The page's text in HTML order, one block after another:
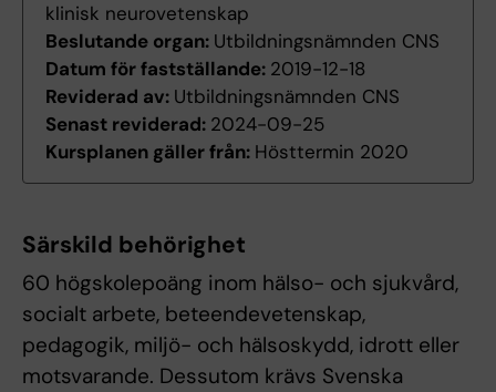
klinisk neurovetenskap
Beslutande organ: Utbildningsnämnden CNS
Datum för fastställande: 2019-12-18
Reviderad av: Utbildningsnämnden CNS
Senast reviderad: 2024-09-25
Kursplanen gäller från: Hösttermin 2020
Särskild behörighet
60 högskolepoäng inom hälso- och sjukvård,
socialt arbete, beteendevetenskap,
pedagogik, miljö- och hälsoskydd, idrott eller
motsvarande. Dessutom krävs Svenska